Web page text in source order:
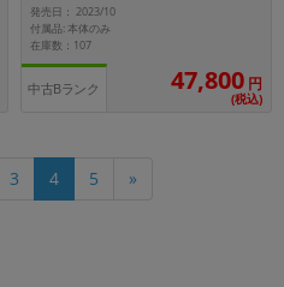
発売日： 2023/10
付属品: 本体のみ
在庫数：107
中古Bランク 47,800 円
(税込)
3 4 5 »